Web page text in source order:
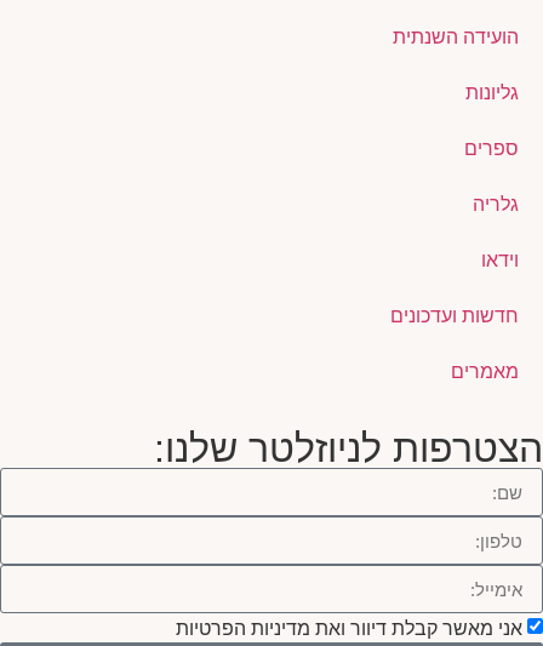
הועידה השנתית
גליונות
ספרים
גלריה
וידאו
חדשות ועדכונים
מאמרים
הצטרפות לניוזלטר שלנו:
אני מאשר קבלת דיוור ואת מדיניות הפרטיות